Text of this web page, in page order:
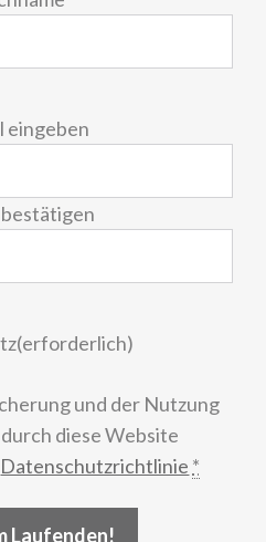
eingeben
(erforderlich)
und der Nutzung
diese Website
Datenschutzrichtlinie *
Laufenden!